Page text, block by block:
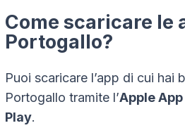
Come scaricare le
Portogallo?
Puoi scaricare l’app di cui hai
Portogallo tramite l’Apple
Play.